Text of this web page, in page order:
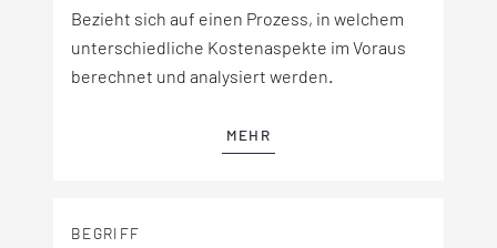
Bezieht sich auf einen Prozess, in welchem
unterschiedliche Kostenaspekte im Voraus
berechnet und analysiert werden.
MEHR
BEGRIFF